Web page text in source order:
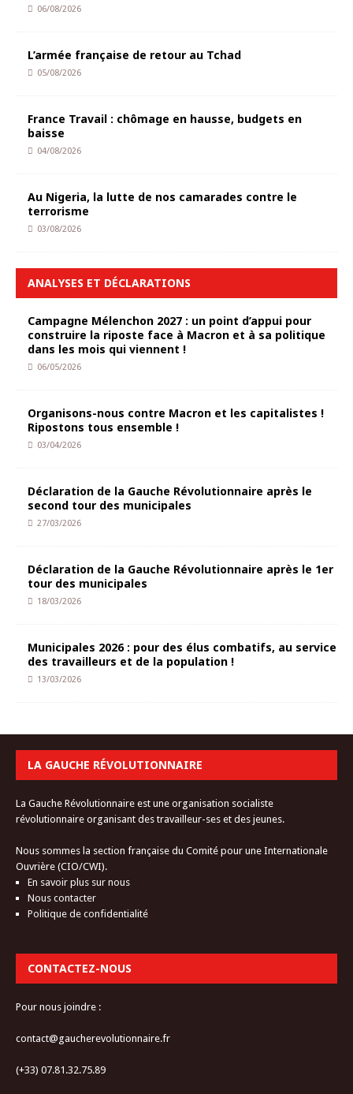
06/08/2026
L’armée française de retour au Tchad
05/08/2026
France Travail : chômage en hausse, budgets en
baisse
04/08/2026
Au Nigeria, la lutte de nos camarades contre le
terrorisme
03/08/2026
ANALYSES ET DÉCLARATIONS
Campagne Mélenchon 2027 : un point d’appui pour
construire la riposte face à Macron et à sa politique
dans les mois qui viennent !
06/05/2026
Organisons-nous contre Macron et les capitalistes !
Ripostons tous ensemble !
03/04/2026
Déclaration de la Gauche Révolutionnaire après le
second tour des municipales
27/03/2026
Déclaration de la Gauche Révolutionnaire après le 1er
tour des municipales
18/03/2026
Municipales 2026 : pour des élus combatifs, au service
des travailleurs et de la population !
13/03/2026
LA GAUCHE RÉVOLUTIONNAIRE
La Gauche Révolutionnaire est une organisation socialiste
révolutionnaire organisant des travailleur-ses et des jeunes.
Nous sommes la section française du Comité pour une Internationale
Ouvrière (CIO/CWI).
En savoir plus sur nous
Nous contacter
Politique de confidentialité
CONTACTEZ-NOUS
Pour nous joindre :
contact@gaucherevolutionnaire.fr
(+33) 07.81.32.75.89